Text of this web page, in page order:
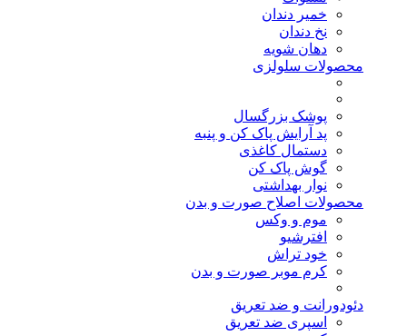
خمیر دندان
نخ دندان
دهان شویه
محصولات سلولزی
پوشک بزرگسال
پد آرایش پاک کن و پنبه
دستمال کاغذی
گوش پاک کن
نوار بهداشتی
محصولات اصلاح صورت و بدن
موم و وکس
افترشیو
خود تراش
کرم موبر صورت و بدن
دئودورانت و ضد تعریق
اسپری ضد تعریق